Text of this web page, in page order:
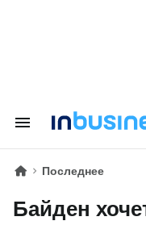
Последнее
Байден